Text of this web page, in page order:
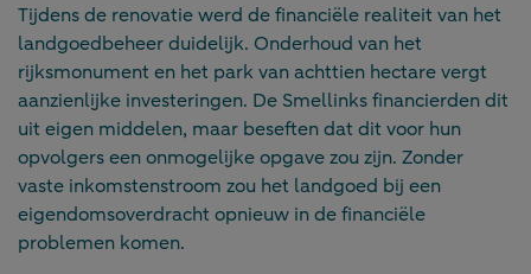
Tijdens de renovatie werd de financiële realiteit van het
landgoedbeheer duidelijk. Onderhoud van het
rijksmonument en het park van achttien hectare vergt
aanzienlijke investeringen. De Smellinks financierden dit
uit eigen middelen, maar beseften dat dit voor hun
opvolgers een onmogelijke opgave zou zijn. Zonder
vaste inkomstenstroom zou het landgoed bij een
eigendomsoverdracht opnieuw in de financiële
problemen komen.